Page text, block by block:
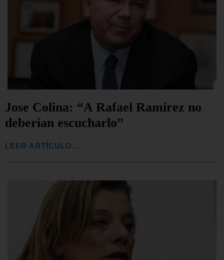
Jose Colina: “A Rafael Ramírez no
deberían escucharlo”
LEER ARTÍCULO...